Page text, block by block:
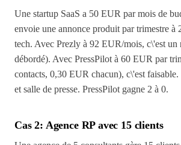
Une startup SaaS a 50 EUR par mois de
envoie une annonce produit par trimestre à
tech. Avec Prezly à 92 EUR/mois, c\'est un
débordé). Avec PressPilot à 60 EUR par
contacts, 0,30 EUR chacun), c\'est
et salle de presse. PressPilot gagne 2 à 0.
Cas 2: Agence RP avec 15 clients